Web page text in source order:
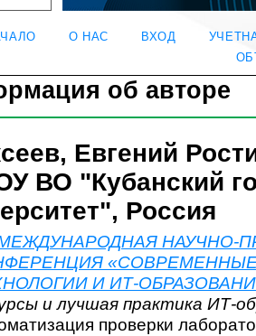
О НАС ВХОД
об авторе
Евгений
ВО "Кубанский
Россия
НАУЧНО-
И ИТ-
и лучшая практика ИТ-
проверки